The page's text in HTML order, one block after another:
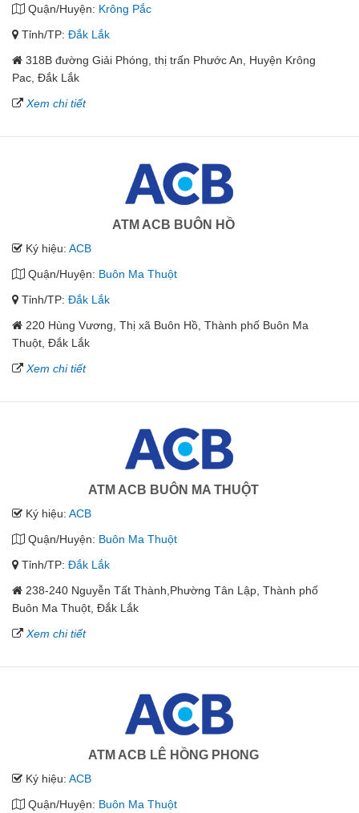
Quận/Huyện: Krông Pắc
Tỉnh/TP: Đắk Lắk
318B đường Giải Phóng, thị trấn Phước An, Huyện Krông
Pac, Đắk Lắk
Xem chi tiết
ATM ACB BUÔN HỒ
Ký hiệu: ACB
Quận/Huyện: Buôn Ma Thuột
Tỉnh/TP: Đắk Lắk
220 Hùng Vương, Thị xã Buôn Hồ, Thành phố Buôn Ma
Thuột, Đắk Lắk
Xem chi tiết
ATM ACB BUÔN MA THUỘT
Ký hiệu: ACB
Quận/Huyện: Buôn Ma Thuột
Tỉnh/TP: Đắk Lắk
238-240 Nguyễn Tất Thành,Phường Tân Lập, Thành phố
Buôn Ma Thuột, Đắk Lắk
Xem chi tiết
ATM ACB LÊ HỒNG PHONG
Ký hiệu: ACB
Quận/Huyện: Buôn Ma Thuột